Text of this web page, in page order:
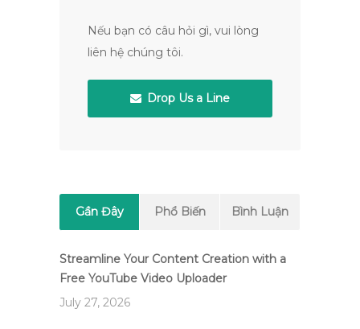
Nếu bạn có câu hỏi gì, vui lòng
liên hệ chúng tôi.
Drop Us a Line
Gần Đây Phổ Biến Bình Luận
Streamline Your Content Creation with a
Free YouTube Video Uploader
July 27, 2026